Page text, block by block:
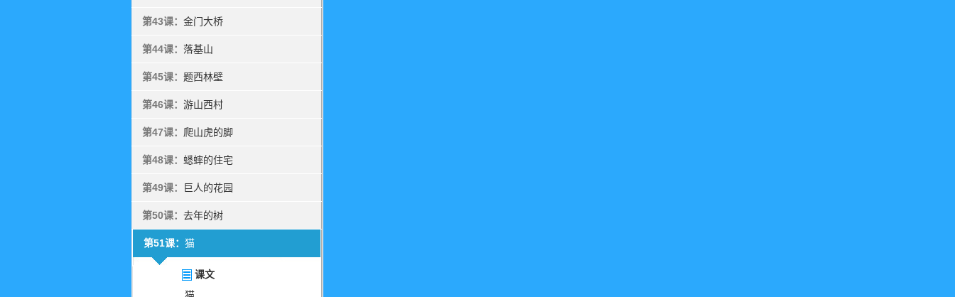
第43课： 金门大桥
第44课： 落基山
第45课： 题西林壁
第46课： 游山西村
第47课： 爬山虎的脚
第48课： 蟋蟀的住宅
第49课： 巨人的花园
第50课： 去年的树
第51课： 猫
课文